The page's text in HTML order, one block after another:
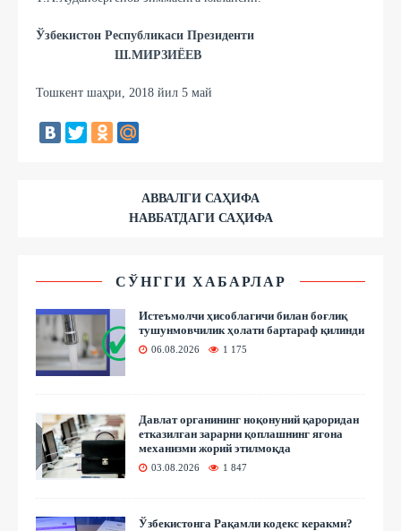
Ўзбекистон Республикаси Президенти
Ш.МИРЗИЁЕВ
Тошкент шаҳри, 2018 йил 5 май
АВВАЛГИ САҲИФА
НАВБАТДАГИ САҲИФА
СЎНГГИ ХАБАРЛАР
Истеъмолчи ҳисоблагичи билан боғлиқ
тушунмовчилик ҳолати бартараф қилинди
06.08.2026 1 175
Давлат органининг ноқонуний қароридан
етказилган зарарни қоплашнинг ягона
механизми жорий этилмоқда
03.08.2026 1 847
Ўзбекистонга Рақамли кодекс керакми?